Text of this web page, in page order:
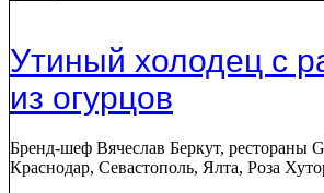
Утиный холодец с
из огурцов
Бренд-шеф Вячеслав Беркут, рестораны
Краснодар, Севастополь, Ялта, Роза